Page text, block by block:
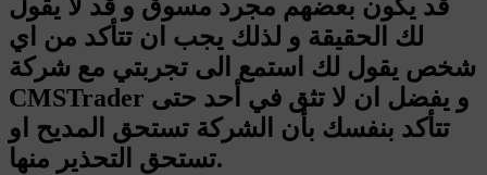
قد يكون بعضهم مجرد مسوق و قد لا يقول
لك الحقيقة و لذلك يجب ان تتأكد من اي
شخص يقول لك استمع الى تجربتي مع شركة
CMSTrader و يفضل ان لا تثق في أحد حتى
تتأكد بنفسك بأن الشركة تستحق المديح او
تستحق التحذير منها.